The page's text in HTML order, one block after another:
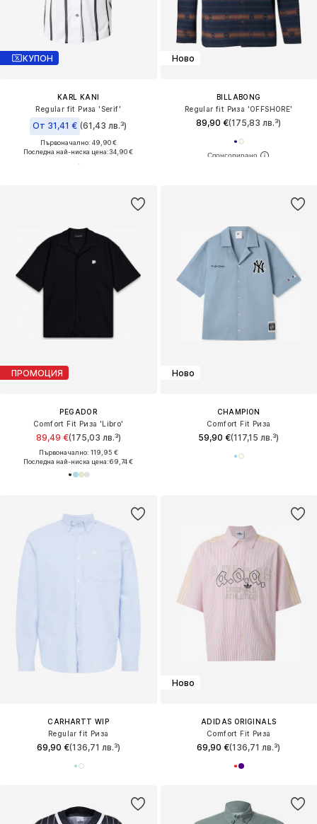
КУПОН
KARL KANI
Regular fit Риза 'Serif'
От 31,41 € (61,43 лв.³)
Първоначално: 49,90 €
Последна най-ниска цена:34,90 €
Ново
BILLABONG
Regular fit Риза 'OFFSHORE'
89,90 €(175,83 лв.³)
ПРОМОЦИЯ
PEGADOR
Comfort Fit Риза 'Libro'
89,49 €(175,03 лв.³)
Първоначално: 119,95 €
Последна най-ниска цена:69,74 €
Ново
CHAMPION
Comfort Fit Риза
59,90 €(117,15 лв.³)
CARHARTT WIP
Regular fit Риза
69,90 €(136,71 лв.³)
Ново
ADIDAS ORIGINALS
Comfort Fit Риза
69,90 €(136,71 лв.³)